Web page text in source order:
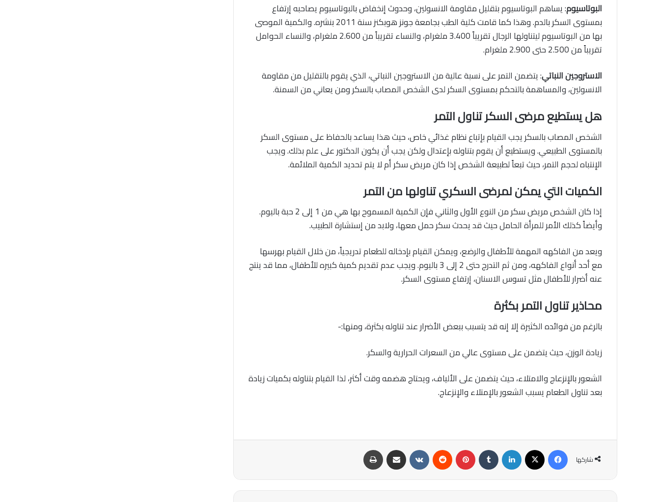
البوتاسيوم: يساهم البوتاسيوم بتقليل مقاومة الانسولين، وحدوث إنخفاض بالبوتاسيوم يصاحبه إرتفاع
بمستوى السكر بالدم. وهذا كما قامت كلية الطب بجامعة جونز هوبكنز سنة 2011 بنشره. والكمية الموصى
بها من البوتاسيوم ليتناولها الرجال تقريباً 3.400 ملغرام، والنساء تقريباً من 2.600 ملغرام، والنساء الحوامل
تقريباً من 2.500 حتى 2.900 ملغرام.
الاستروجين النباتي: يتضمن التمر على نسبة عالية من الاستروجين النباتي، الذي يقوم بالتقليل من مقاومة
الانسولين، والمساهمة بالتحكم بمستوى السكر لدى الشخص المصاب بالسكر ومن يعاني من السمنة.
هل يستطيع مرضى السكر تناول التمر
الشخص المصاب بالسكر يجب القيام بإتباع نظام غذائي خاص، حيث هذا يساعد بالحفاظ على مستوى السكر
بالمستوى الطبيعي. ويستطيع أن يقوم بتناوله بإعتدال ولكن يجب أن يكون الدكتور على علم بذلك. ويجب
الإنتباه لحجم التمر، حيث تبعاً لطبيعة الشخص إذا كان مريض سكر أم لا يتم تحديد الكمية الملائمة.
الكميات التي يمكن لمرضى السكري تناولها من التمر
إذا كان الشخص مريض سكر من النوع الأول والثاني فإن الكمية المسموح بها هي من 1 إلى 2 حبة باليوم.
وأيضاً كذلك الأمر للمرأة الحامل حيث قد يحدث سكر حمل معها، ولابد من إستشارة الطبيب.
ويعد من الفاكهه المهمة للأطفال والرضع، ويمكن القيام بإدخاله للطعام تدريجياً، من خلال القيام بهرسها
مع أحد أنواع الفاكهه، ومن ثم التدرج حتى 2 إلى 3 باليوم. ويجب عدم تقديم كمية كبيره للأطفال، مما قد ينتج
عنه أضرار للأطفال مثل تسوس الاسنان، إرتفاع مستوى السكر.
محاذير تناول التمر بكثرة
بالرغم من فوائده الكثيرة إلا إنه قد يتسبب ببعض الأضرار عند تناوله بكثرة، ومنها:-
زيادة الوزن، حيث يتضمن على مستوى عالي من السعرات الحرارية والسكر.
الشعور بالإنزعاج والامتلاء، حيث يتضمن على الألياف، ويحتاج هضمه وقت أكثر، لذا القيام بتناوله بكميات زيادة
بعد تناول الطعام يسبب الشعور بالإمتلاء والإنزعاج.
شاركها